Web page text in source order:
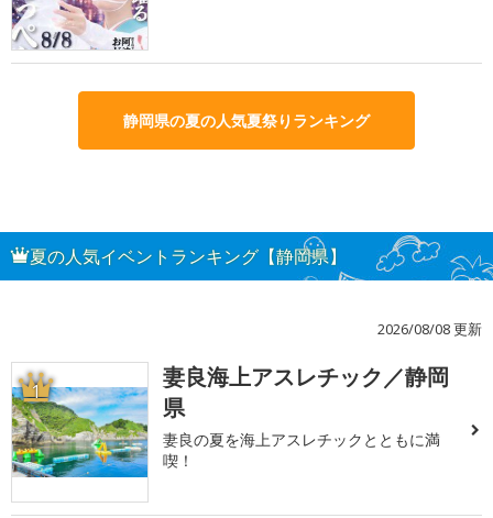
静岡県の夏の人気夏祭りランキング
夏の人気イベントランキング【静岡県】
2026/08/08 更新
1
妻良海上アスレチック／静岡
県
妻良の夏を海上アスレチックとともに満
喫！